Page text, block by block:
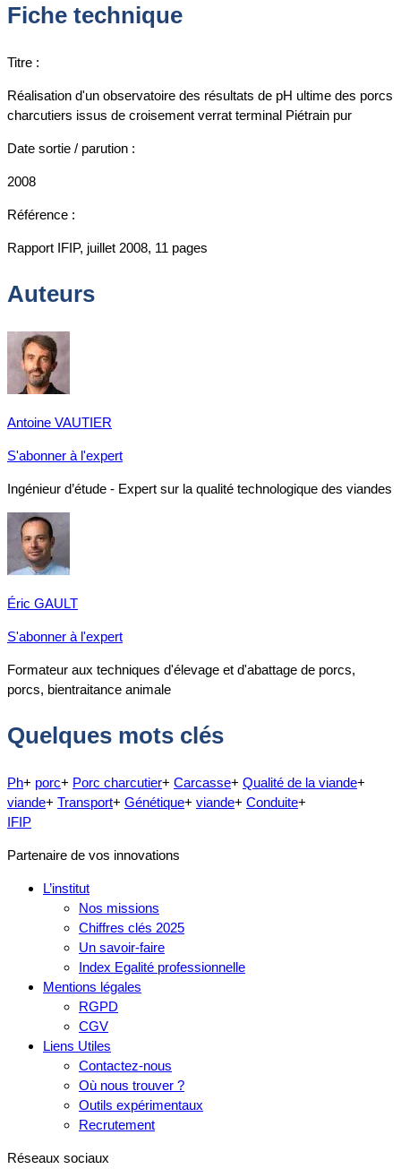
Fiche technique
Titre :
Réalisation d'un observatoire des résultats de pH ultime des porcs
charcutiers issus de croisement verrat terminal Piétrain pur
Date sortie / parution :
2008
Référence :
Rapport IFIP, juillet 2008, 11 pages
Auteurs
Antoine VAUTIER
S'abonner à l'expert
Ingénieur d’étude - Expert sur la qualité technologique des viandes
Éric GAULT
S'abonner à l'expert
Formateur aux techniques d'élevage et d'abattage de porcs,
porcs, bientraitance animale
Quelques mots clés
Ph+ porc+ Porc charcutier+ Carcasse+ Qualité de la viande+
viande+ Transport+ Génétique+ viande+ Conduite+
IFIP
Partenaire de vos innovations
L’institut
Nos missions
Chiffres clés 2025
Un savoir-faire
Index Egalité professionnelle
Mentions légales
RGPD
CGV
Liens Utiles
Contactez-nous
Où nous trouver ?
Outils expérimentaux
Recrutement
Réseaux sociaux